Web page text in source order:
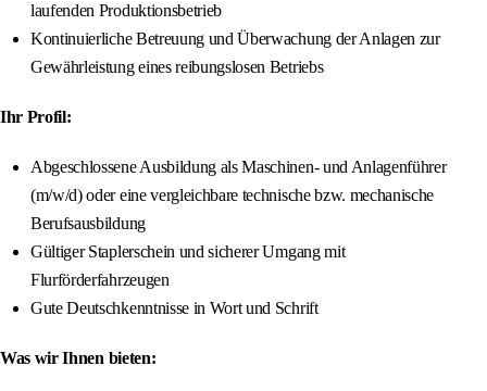
laufenden Produktionsbetrieb
Kontinuierliche Betreuung und Überwachung der Anlagen zur
Gewährleistung eines reibungslosen Betriebs
Ihr Profil:
Abgeschlossene Ausbildung als Maschinen- und Anlagenführer
(m/w/d) oder eine vergleichbare technische bzw. mechanische
Berufsausbildung
Gültiger Staplerschein und sicherer Umgang mit
Flurförderfahrzeugen
Gute Deutschkenntnisse in Wort und Schrift
Was wir Ihnen bieten: